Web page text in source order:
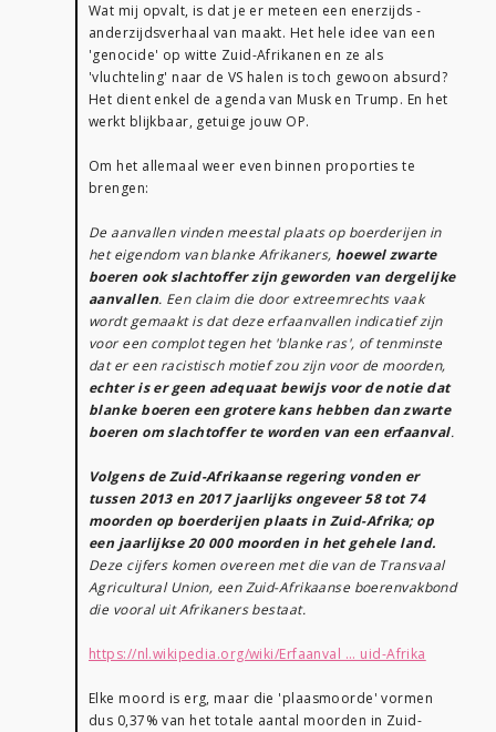
Wat mij opvalt, is dat je er meteen een enerzijds -
anderzijdsverhaal van maakt. Het hele idee van een
'genocide' op witte Zuid-Afrikanen en ze als
'vluchteling' naar de VS halen is toch gewoon absurd?
Het dient enkel de agenda van Musk en Trump. En het
werkt blijkbaar, getuige jouw OP.
Om het allemaal weer even binnen proporties te
brengen:
De aanvallen vinden meestal plaats op boerderijen in
het eigendom van blanke Afrikaners, hoewel zwarte
boeren ook slachtoffer zijn geworden van dergelijke
aanvallen. Een claim die door extreemrechts vaak
wordt gemaakt is dat deze erfaanvallen indicatief zijn
voor een complot tegen het 'blanke ras', of tenminste
dat er een racistisch motief zou zijn voor de moorden,
echter is er geen adequaat bewijs voor de notie dat
blanke boeren een grotere kans hebben dan zwarte
boeren om slachtoffer te worden van een erfaanval.
Volgens de Zuid-Afrikaanse regering vonden er
tussen 2013 en 2017 jaarlijks ongeveer 58 tot 74
moorden op boerderijen plaats in Zuid-Afrika; op
een jaarlijkse 20 000 moorden in het gehele land.
Deze cijfers komen overeen met die van de Transvaal
Agricultural Union, een Zuid-Afrikaanse boerenvakbond
die vooral uit Afrikaners bestaat.
https://nl.wikipedia.org/wiki/Erfaanval ... uid-Afrika
Elke moord is erg, maar die 'plaasmoorde' vormen
dus 0,37% van het totale aantal moorden in Zuid-